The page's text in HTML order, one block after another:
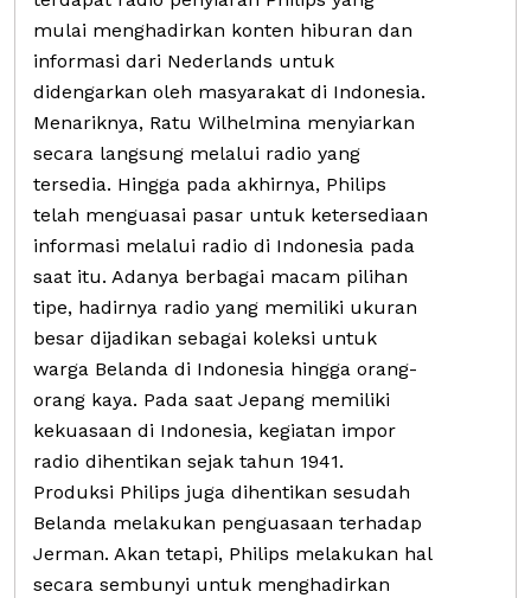
mulai menghadirkan konten hiburan dan
informasi dari Nederlands untuk
didengarkan oleh masyarakat di Indonesia.
Menariknya, Ratu Wilhelmina menyiarkan
secara langsung melalui radio yang
tersedia. Hingga pada akhirnya, Philips
telah menguasai pasar untuk ketersediaan
informasi melalui radio di Indonesia pada
saat itu. Adanya berbagai macam pilihan
tipe, hadirnya radio yang memiliki ukuran
besar dijadikan sebagai koleksi untuk
warga Belanda di Indonesia hingga orang-
orang kaya. Pada saat Jepang memiliki
kekuasaan di Indonesia, kegiatan impor
radio dihentikan sejak tahun 1941.
Produksi Philips juga dihentikan sesudah
Belanda melakukan penguasaan terhadap
Jerman. Akan tetapi, Philips melakukan hal
secara sembunyi untuk menghadirkan